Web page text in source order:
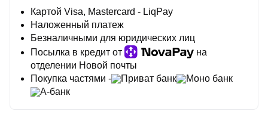
Картой Visa, Mastercard - LiqPay
Наложенный платеж
Безналичными для юридических лиц
Посылка в кредит от
на
отделении Новой почты
Покупка частями -
Приват банк
Моно банк
А-банк